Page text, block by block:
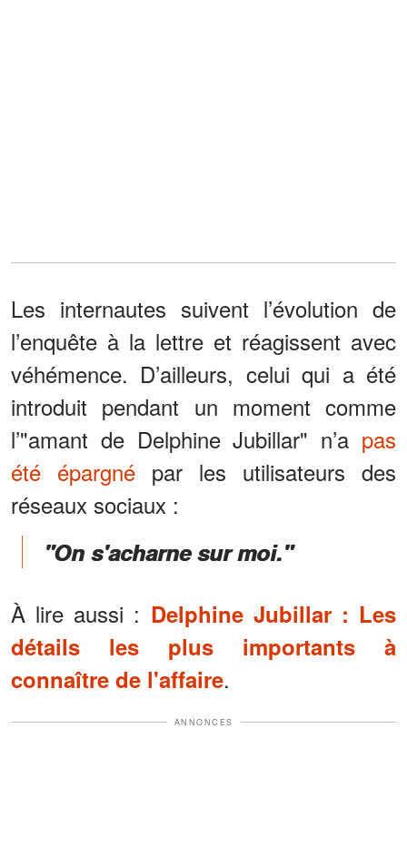
Les internautes suivent l’évolution de
l’enquête à la lettre et réagissent avec
véhémence. D’ailleurs, celui qui a été
introduit pendant un moment comme
l’"amant de Delphine Jubillar" n’a pas
été épargné par les utilisateurs des
réseaux sociaux :
"On s'acharne sur moi."
À lire aussi : Delphine Jubillar : Les
détails les plus importants à
connaître de l'affaire.
ANNONCES